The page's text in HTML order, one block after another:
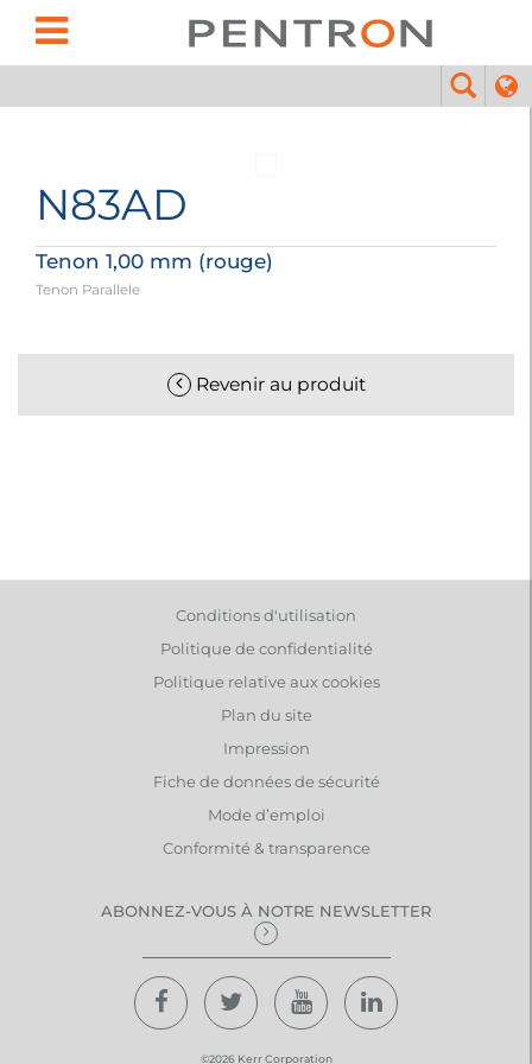
N83AD
Tenon 1,00 mm (rouge)
Tenon Parallele
Revenir au produit
Conditions d'utilisation
Politique de confidentialité
Politique relative aux cookies
Plan du site
Impression
Fiche de données de sécurité
Mode d’emploi
Conformité & transparence
ABONNEZ-VOUS À NOTRE NEWSLETTER
©2026 Kerr Corporation